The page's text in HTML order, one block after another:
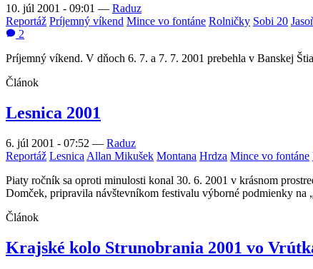
10. júl 2001 - 09:01 — Raduz
Reportáž Príjemný víkend Mince vo fontáne Rolničky Sobi 20
2
Príjemný víkend. V dňoch 6. 7. a 7. 7. 2001 prebehla v Banskej
Článok
Lesnica 2001
6. júl 2001 - 07:52 — Raduz
Reportáž Lesnica Allan Mikušek Montana Hrdza Mince vo fontáne
Piaty ročník sa oproti minulosti konal 30. 6. 2001 v krásnom
Domček, pripravila návštevníkom festivalu výborné podmienky
Článok
Krajské kolo Strunobrania 2001 vo